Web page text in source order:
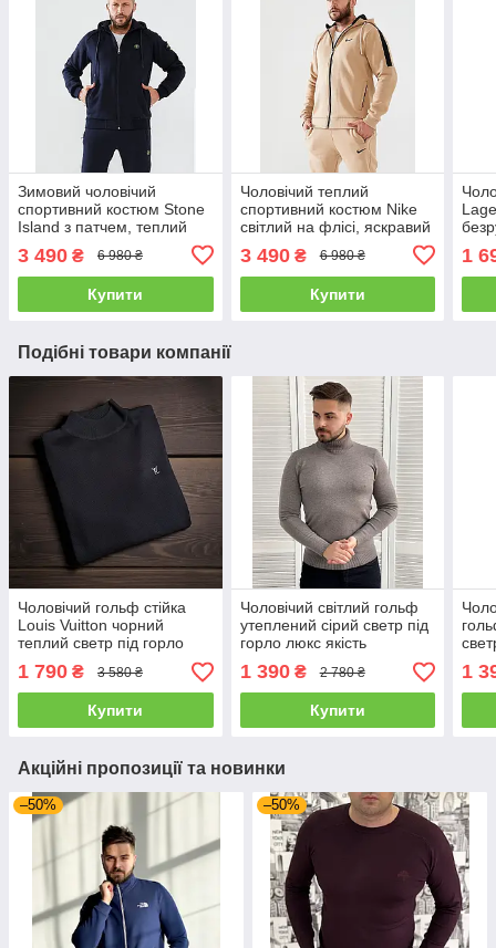
Зимовий чоловічий
спортивний костюм Stone
Island з патчем, теплий
спортивний костюм Стон
Айленд на флісі з
капюшоном
3 490 ₴ 6 980 ₴
Купити
Чоловічий теплий
спортивний костюм Nike
світлий на флісі, яскравий
Найк утеплений з
капюшоном
3 490₴ 6 980 ₴
Купити
1
Подібні товари компанії
Чоловічий гольф стійка
Louis Vuitton чорний
теплий светр під горло
1 790 ₴ 3 580 ₴
Купити
Чоловічий світлий гольф
утеплений сірий светр під
горло люкс якість
1 390₴ 2 780 ₴
Купити
1
Акційні пропозиції та новинки
–50% –50%